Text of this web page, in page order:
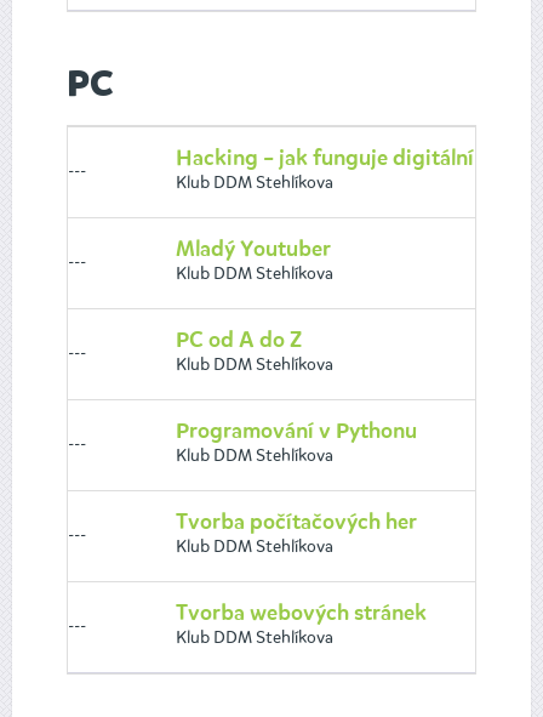
PC
---
Hacking – jak funguje digitální svět
Klub DDM Stehlíkova
---
Mladý Youtuber
Klub DDM Stehlíkova
---
PC od A do Z
Klub DDM Stehlíkova
---
Programování v Pythonu
Klub DDM Stehlíkova
---
Tvorba počítačových her
Klub DDM Stehlíkova
---
Tvorba webových stránek
Klub DDM Stehlíkova